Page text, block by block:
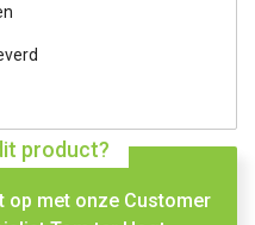
product?
op met onze Customer